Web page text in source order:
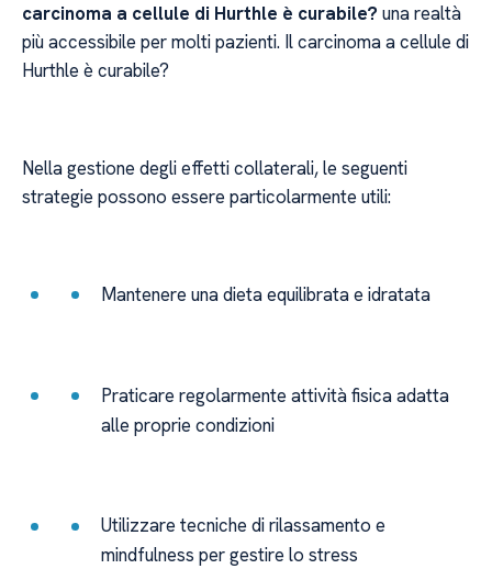
carcinoma a cellule di Hurthle è curabile? una realtà
più accessibile per molti pazienti. Il carcinoma a cellule di
Hurthle è curabile?
Nella gestione degli effetti collaterali, le seguenti
strategie possono essere particolarmente utili:
Mantenere una dieta equilibrata e idratata
Praticare regolarmente attività fisica adatta
alle proprie condizioni
Utilizzare tecniche di rilassamento e
mindfulness per gestire lo stress